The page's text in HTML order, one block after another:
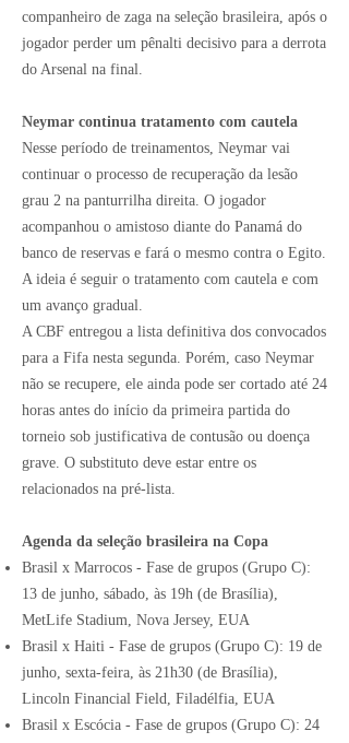
companheiro de zaga na seleção brasileira, após o
jogador perder um pênalti decisivo para a derrota
do Arsenal na final.
Neymar continua tratamento com cautela
Nesse período de treinamentos, Neymar vai
continuar o processo de recuperação da lesão
grau 2 na panturrilha direita. O jogador
acompanhou o amistoso diante do Panamá do
banco de reservas e fará o mesmo contra o Egito.
A ideia é seguir o tratamento com cautela e com
um avanço gradual.
A CBF entregou a lista definitiva dos convocados
para a Fifa nesta segunda. Porém, caso Neymar
não se recupere, ele ainda pode ser cortado até 24
horas antes do início da primeira partida do
torneio sob justificativa de contusão ou doença
grave. O substituto deve estar entre os
relacionados na pré-lista.
Agenda da seleção brasileira na Copa
Brasil x Marrocos - Fase de grupos (Grupo C):
13 de junho, sábado, às 19h (de Brasília),
MetLife Stadium, Nova Jersey, EUA
Brasil x Haiti - Fase de grupos (Grupo C): 19 de
junho, sexta-feira, às 21h30 (de Brasília),
Lincoln Financial Field, Filadélfia, EUA
Brasil x Escócia - Fase de grupos (Grupo C): 24